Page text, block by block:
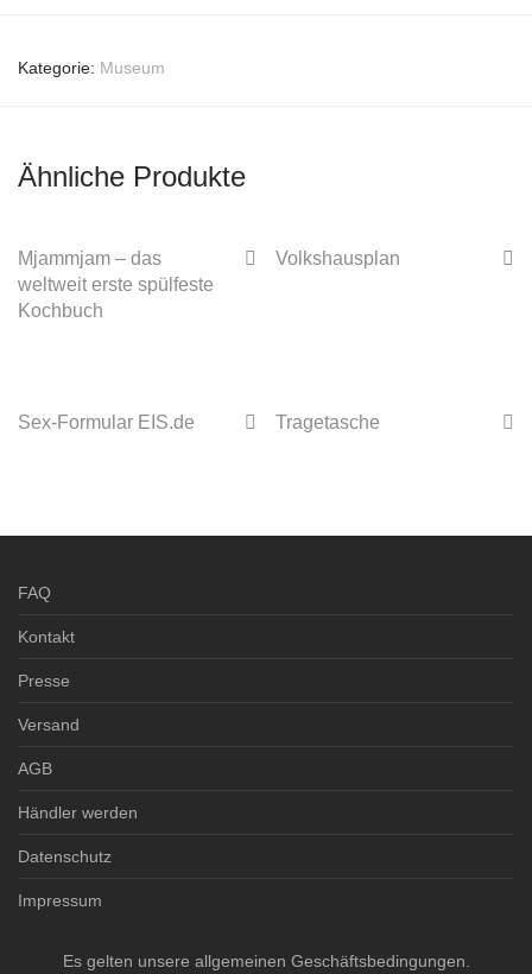
Kategorie: Museum
Ähnliche Produkte
Mjammjam – das
weltweit erste spülfeste
Kochbuch
Volkshausplan
Sex-Formular EIS.de Tragetasche
FAQ
Kontakt
Presse
Versand
AGB
Händler werden
Datenschutz
Impressum
Es gelten unsere allgemeinen Geschäftsbedingungen.